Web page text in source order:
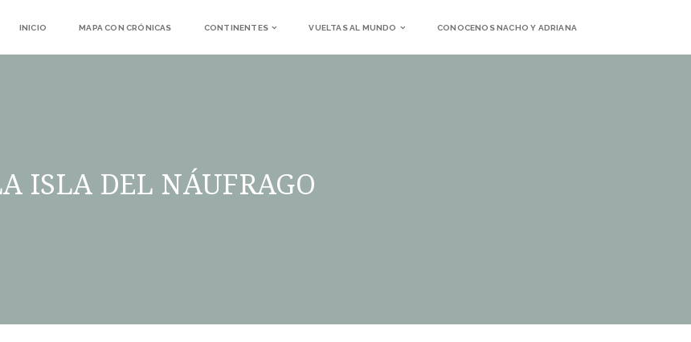
INICIO MAPA CON CRÓNICAS CONTINENTES VUELTAS AL MUNDO CONOCENOS NACHO Y ADRIANA
ISLA DEL NÁUFRAGO